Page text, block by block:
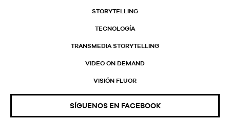
STORYTELLING
TECNOLOGÍA
TRANSMEDIA STORYTELLING
VIDEO ON DEMAND
VISIÓN FLUOR
SÍGUENOS EN FACEBOOK